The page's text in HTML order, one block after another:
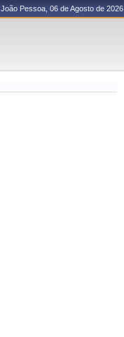
João Pessoa, 06 de Agosto de 2026